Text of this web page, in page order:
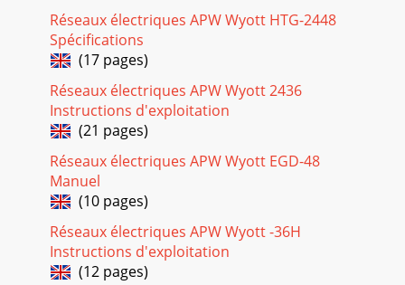
Réseaux électriques APW Wyott HTG-2448
Spécifications
(17 pages)
Réseaux électriques APW Wyott 2436
Instructions d'exploitation
(21 pages)
Réseaux électriques APW Wyott EGD-48
Manuel
(10 pages)
Réseaux électriques APW Wyott -36H
Instructions d'exploitation
(12 pages)